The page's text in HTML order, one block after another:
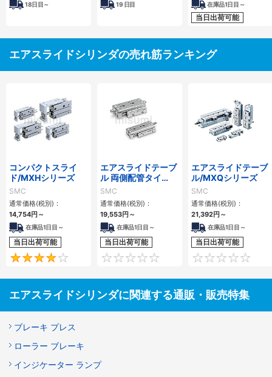
18日目～ 19 日目 在庫品1日目～
当日出荷可能
エアスライドシリンダの売れ筋ランキング
コンパクトスライ
ド/MXHシリーズ
SMC
通常価格(税別)：
14,754円 ～
在庫品1日目～
当日出荷可能
4
エアスライドテーブ
ル 両側配管タイ
プ/MXQ□Aシリー
ズ
SMC
通常価格(税別)：
19,553円 ～
在庫品1日目～
当日出荷可能
0
エアスライドテーブ
ル/MXQシリーズ
SMC
通常価格(税別)：
21,392円 ～
在庫品1日目～
当日出荷可能
エアスライドシリンダに関連する通販・販売特集
ブレーキ プレス
ローラー ブレーキ
インジケーター ランプ